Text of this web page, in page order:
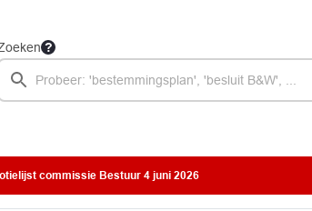
commissie Bestuur 4 juni 2026